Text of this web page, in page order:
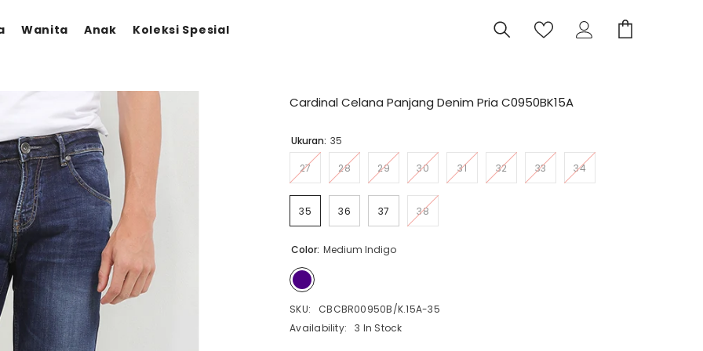
Wanita Anak Koleksi Spesial
Cardinal Celana Panjang Denim Pria C0950BK15A
Ukuran: 35
27 28 29 30 31 32 33 34
35 36 37 38
Color: Medium Indigo
SKU:
CBCBR00950B/K.15A-35
Availability:
3 In Stock